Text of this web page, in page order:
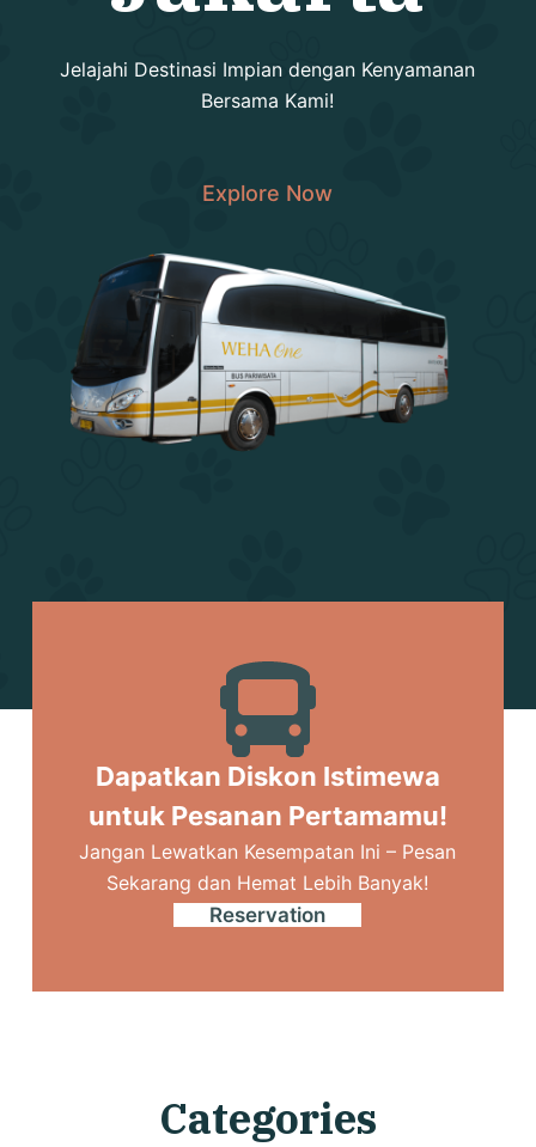
Jelajahi Destinasi Impian dengan Kenyamanan
Bersama Kami!
Explore Now
Dapatkan Diskon Istimewa
untuk Pesanan Pertamamu!
Jangan Lewatkan Kesempatan Ini – Pesan
Sekarang dan Hemat Lebih Banyak!
Reservation
Categories